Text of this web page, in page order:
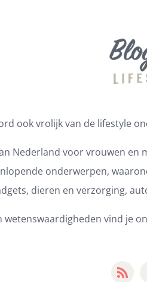
ook vrolijk van de lifestyle
Nederland voor vrouwen
onderwerpen,
dieren en verzorging,
vind je